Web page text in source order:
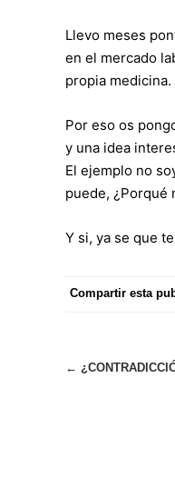
Llevo meses
en el mercado
propia
Por eso os
y una idea
El ejemplo no
puede, ¿Porqué
Y si, ya se que
Compartir esta
Navegación
←